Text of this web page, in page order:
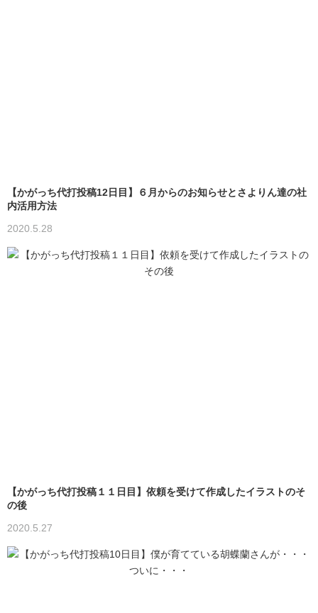
【かがっち代打投稿12日目】６月からのお知らせとさよりん達の社
内活用方法
2020.5.28
【かがっち代打投稿１１日目】依頼を受けて作成したイラストのそ
の後
2020.5.27